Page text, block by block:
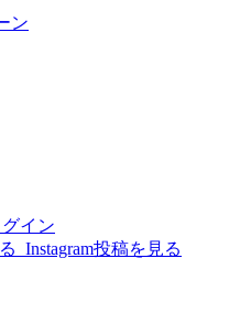
ン
イン
Instagram投稿を見る